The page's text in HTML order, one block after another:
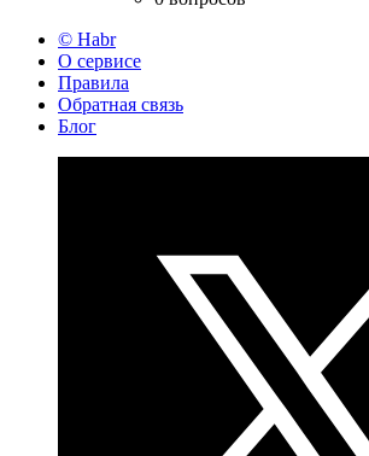
© Habr
О сервисе
Правила
Обратная связь
Блог